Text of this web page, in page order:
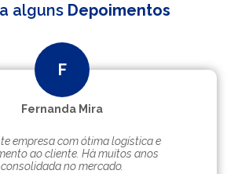
alguns Depoimentos
Fernanda Mira
empresa com ótima logística e
ao cliente. Hà muitos anos
consolidada no mercado.